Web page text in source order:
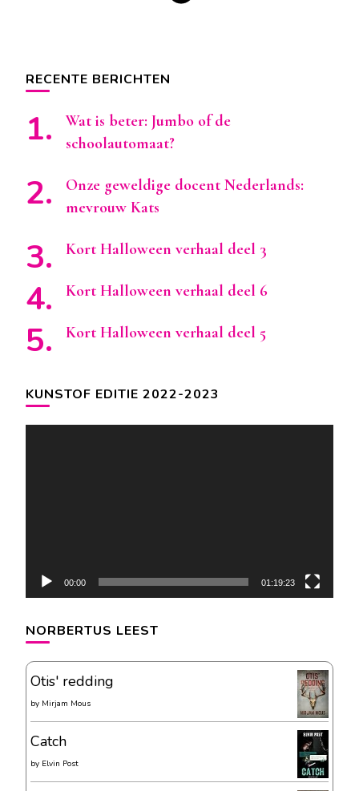
RECENTE BERICHTEN
Wat is beter: Jumbo of de
schoolautomaat?
Onze geweldige docent Nederlands:
mevrouw Kats
Kort Halloween verhaal deel 3
Kort Halloween verhaal deel 6
Kort Halloween verhaal deel 5
KUNSTOF EDITIE 2022-2023
00:00 01:19:23
NORBERTUS LEEST
Otis' redding
by Mirjam Mous
Catch
by Elvin Post